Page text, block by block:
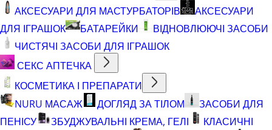
АКСЕСУАРИ ДЛЯ МАСТУРБАТОРІВ
АКСЕСУАРИ
ДЛЯ ІГРАШОК
БАТАРЕЙКИ
ВІДНОВЛЮЮЧІ ЗАСОБИ
ЧИСТЯЧІ ЗАСОБИ ДЛЯ ІГРАШОК
СЕКС АПТЕЧКА
КОСМЕТИКА І ПРЕПАРАТИ
NURU МАСАЖ
ДОГЛЯД ЗА ТІЛОМ
ЗАСОБИ ДЛЯ
ПЕНІСУ
ЗБУДЖУВАЛЬНІ КРЕМА, ГЕЛІ
КЛАСИЧНІ